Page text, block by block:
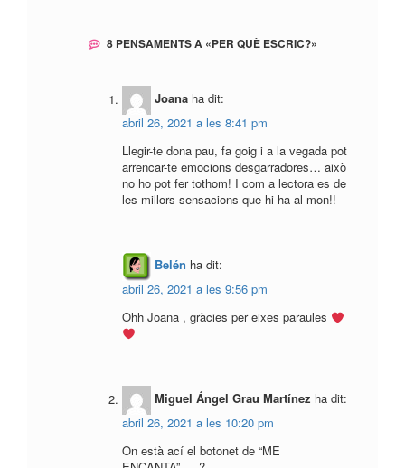
8 PENSAMENTS A «PER QUÈ ESCRIC?»
Joana ha dit:
abril 26, 2021 a les 8:41 pm
Llegir-te dona pau, fa goig i a la vegada pot
arrencar-te emocions desgarradores… això
no ho pot fer tothom! I com a lectora es de
les millors sensacions que hi ha al mon!!
Belén ha dit:
abril 26, 2021 a les 9:56 pm
Ohh Joana , gràcies per eixes paraules
Miguel Ángel Grau Martínez ha dit:
abril 26, 2021 a les 10:20 pm
On està ací el botonet de “ME